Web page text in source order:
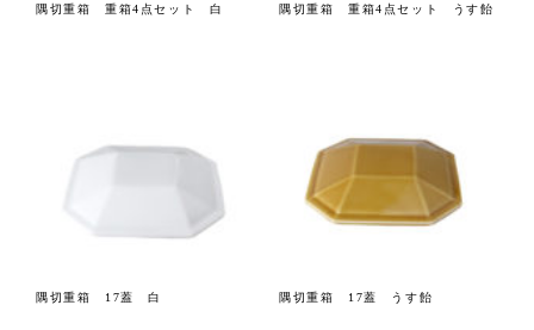
隅切重箱 重箱4点セット 白 隅切重箱 重箱4点セット うす飴
隅切重箱 17蓋 白 隅切重箱 17蓋 うす飴